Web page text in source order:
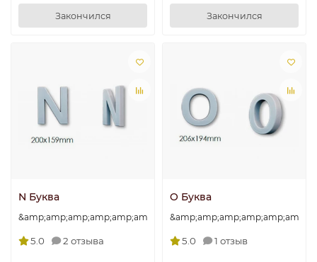
Закончился Закончился
N Буква
5.0 2 отзыва
O Буква
5.0 1 отзыв